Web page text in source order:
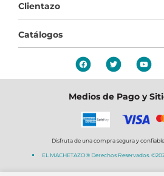
Clientazo
Catálogos
Medios de Pago y
Disfruta de una compra segura y
EL MACHETAZO® Derechos Reservados.